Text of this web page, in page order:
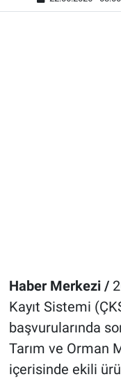
Haber Merkezi /
Kayıt Sistemi
başvurularında
Tarım ve Orman
içerisinde ekili